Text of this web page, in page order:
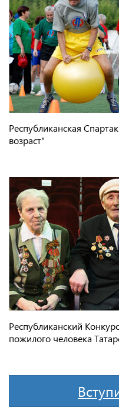
Республиканская
возраст"
Республиканский
пожилого человека